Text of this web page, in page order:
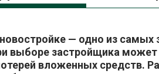
— одно из
выборе застройщика
вложенных средств.